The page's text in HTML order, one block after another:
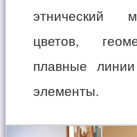
этнический
цветов,
плавные
элементы.